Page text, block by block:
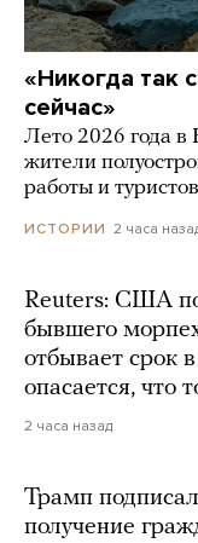
«Никогда так
сейчас»
Лето 2026 года в
жители
работы и
ИСТОРИИ 2 часа
Reuters: США
бывшего
отбывает срок
опасается, что
2 часа назад
Трамп
получение